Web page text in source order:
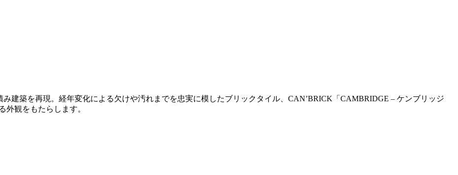
建築を再現。経年変化による欠けや汚れまでを忠実に模したブリックタイル、CAN’BRICK「CAMBRIDGE – ケンブリッジ
外観をもたらします。